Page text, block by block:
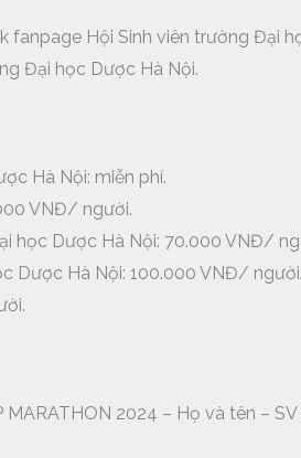
fanpage Hội Sinh viên trường Đại
Đại học Dược Hà Nội.
Hà Nội: miễn phí.
VNĐ/ người.
học Dược Hà Nội: 70.000 VNĐ/
Dược Hà Nội: 100.000 VNĐ/ người.
MARATHON 2024 – Họ và tên –